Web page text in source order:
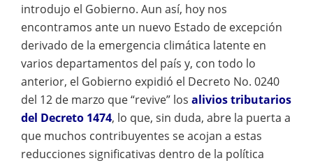
introdujo el Gobierno. Aun así, hoy nos
encontramos ante un nuevo Estado de excepción
derivado de la emergencia climática latente en
varios departamentos del país y, con todo lo
anterior, el Gobierno expidió el Decreto No. 0240
del 12 de marzo que “revive” los alivios tributarios
del Decreto 1474, lo que, sin duda, abre la puerta a
que muchos contribuyentes se acojan a estas
reducciones significativas dentro de la política